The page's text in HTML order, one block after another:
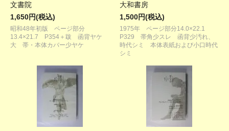
文書院
1,650円(税込)
昭和48年初版 ページ部分
13.4×21.7 P354＋跋 函背ヤケ
大 帯・本体カバー少ヤケ
大和書房
1,500円(税込)
1975年 ページ部分14.0×22.1
P329 帯角少スレ 函背少汚れ、
時代シミ 本体表紙および小口時代
シミ